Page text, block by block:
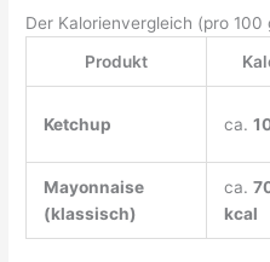
Der Kalorienvergleich (pro 100
Produkt
Ketchup ca.
Mayonnaise
(klassisch)
ca.
kcal